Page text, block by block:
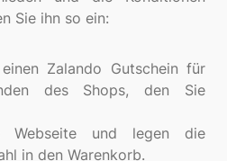
Sie ihn so ein:
Zalando Gutschein für
des Shops, den Sie
Webseite und legen die
in den Warenkorb.